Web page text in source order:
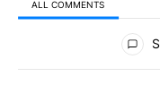
ALL COMMENTS
All Comments